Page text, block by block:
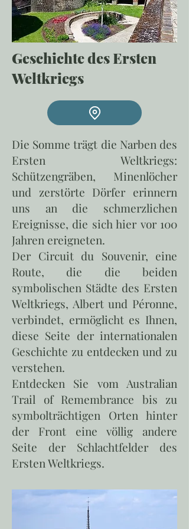
Geschichte des Ersten
Weltkriegs
Die Somme trägt die Narben des
Ersten Weltkriegs:
Schützengräben, Minenlöcher
und zerstörte Dörfer erinnern
uns an die schmerzlichen
Ereignisse, die sich hier vor 100
Jahren ereigneten.
Der Circuit du Souvenir, eine
Route, die die beiden
symbolischen Städte des Ersten
Weltkriegs, Albert und Péronne,
verbindet, ermöglicht es Ihnen,
diese Seite der internationalen
Geschichte zu entdecken und zu
verstehen.
Entdecken Sie vom Australian
Trail of Remembrance bis zu
symbolträchtigen Orten hinter
der Front eine völlig andere
Seite der Schlachtfelder des
Ersten Weltkriegs.